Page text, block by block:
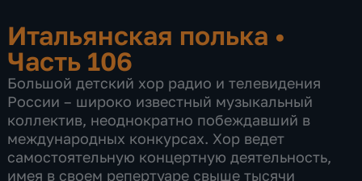
Итальянская полька •
Часть 106
Большой детский хор радио и телевидения
России – широко известный музыкальный
коллектив, неоднократно побеждавший в
международных конкурсах. Хор ведет
самостоятельную концертную деятельность,
имея в своем репертуаре свыше тысячи